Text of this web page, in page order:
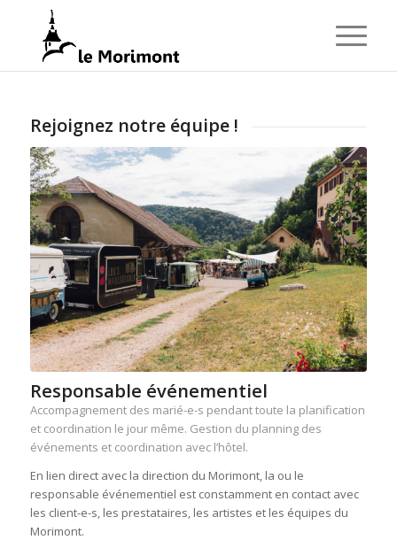
Rejoignez notre équipe !
Responsable événementiel
Accompagnement des marié-e-s pendant toute la planification
et coordination le jour même. Gestion du planning des
événements et coordination avec l’hôtel.
En lien direct avec la direction du Morimont, la ou le
responsable événementiel est constamment en contact avec
les client-e-s, les prestataires, les artistes et les équipes du
Morimont.